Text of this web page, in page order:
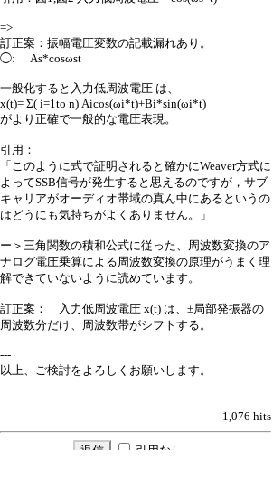
=>
訂正案：振幅電圧変数の記載漏れあり。
◯: As*cosωst
一般化すると入力低周波電圧 は、
x(t)= Σ( i=1to n) Aicos(ωi*t)+Bi*sin(ωi*t)
がより正確で一般的な電圧表現。
引用：
「このように式で証明されると確かにWeaver方式に
よってSSB信号が発生すると思えるのですが，サブ
キャリアがオーディオ帯域の真ん中にあるというの
はどうにも気持ちがよくありません。」
ー＞三角関数の積和公式に従った、周波数変換のア
ナログ電圧乗算による周波数変換の原理がうまく理
解できていないように読めています。
訂正案： 入力低周波電圧 x(t) は、±局部発振器の
周波数分だけ、周波数帯がシフトする。
---
以上、ご検討をよろしくお願いします。
1,076 hits
引用なし